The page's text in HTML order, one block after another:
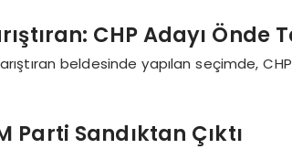
CHP Adayı Önde
beldesinde yapılan seçimde,
Parti Sandıktan Çıktı